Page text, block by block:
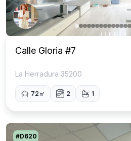
Calle Gloria #7
La Herradura 35200
72㎡ 2 1
#D620